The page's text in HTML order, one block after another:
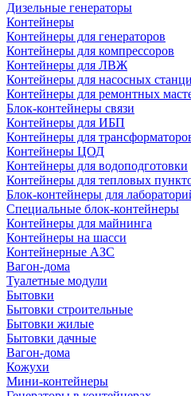
Дизельные генераторы
Контейнеры
Контейнеры для генераторов
Контейнеры для компрессоров
Контейнеры для ЛВЖ
Контейнеры для насосных
Контейнеры для ремонтных
Блок-контейнеры связи
Контейнеры для ИБП
Контейнеры для
Контейнеры ЦОД
Контейнеры для водоподготовки
Контейнеры для тепловых
Блок-контейнеры для
Специальные блок-контейнеры
Контейнеры для майнинга
Контейнеры на шасси
Контейнерные АЗС
Вагон-дома
Туалетные модули
Бытовки
Бытовки строительные
Бытовки жилые
Бытовки дачные
Вагон-дома
Кожухи
Мини-контейнеры